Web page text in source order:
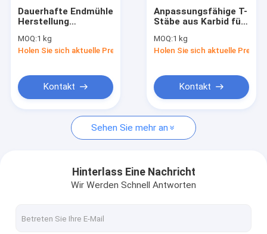
mit einem Gehalt an Kohlenwasserstoffen von mehr als 85
Hartmetall Rod
Karbid-T-Stab
Karbidstange mit Kühlmittelloch
Dauerhafte Endmühle
Herstellung
für das Schneiden
MOQ:1 kg
Holen Sie sich aktuelle Preis
Kontakt
Anpassungsfähige T-
Stäbe aus Karbid für
Härte und
gleichbleibende
MOQ:1 kg
Holen Sie sich aktuelle Preis
Kontakt
Sehen Sie mehr an
Hinterlass Eine Nachricht
Wir Werden Schnell Antworten